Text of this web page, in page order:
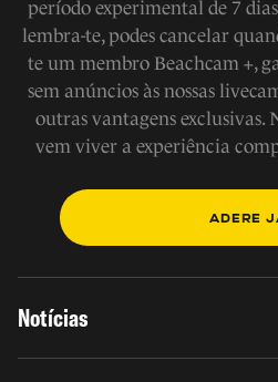
período experimental de 7
lembra-te, podes cancelar
te um membro Beachcam +,
sem anúncios às nossas
outras vantagens exclusivas.
vem viver a experiência
ADERE
Notícias